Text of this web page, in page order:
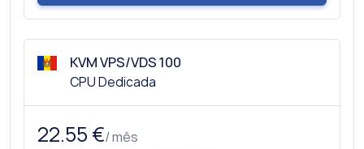
KVM VPS/VDS 100
CPU Dedicada
22.55 €/ mês